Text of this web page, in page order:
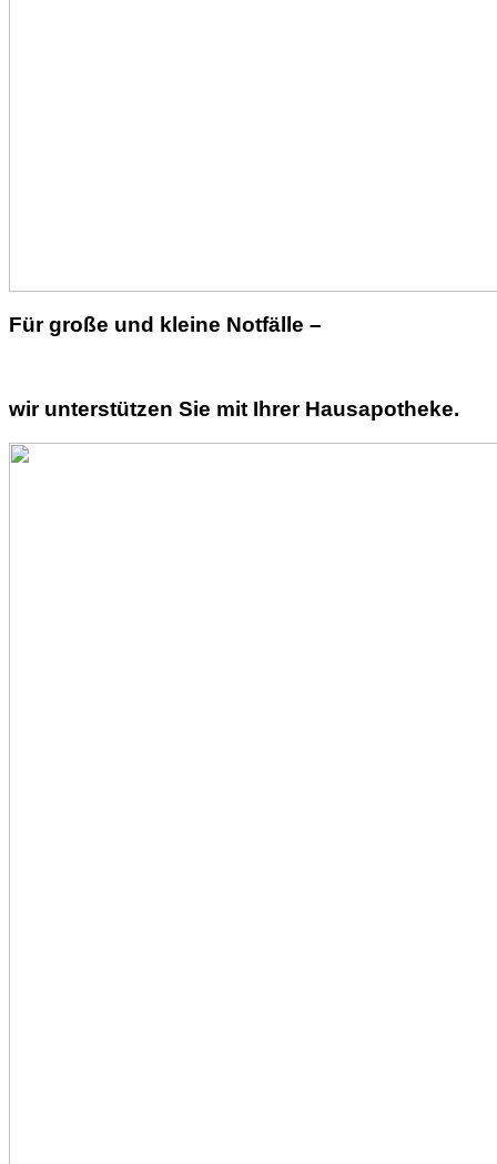
Für große und kleine Notfälle –
wir unterstützen Sie mit Ihrer Hausapotheke.